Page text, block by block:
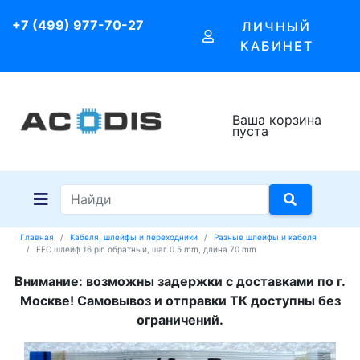
+7 (499) 977-70-27
ЛИЧНЫЙ
КАБИНЕТ
Ваша корзина
пуста
Главная Кабеля, шлейфы и переходники
Разные шлейфы и кабеля
FFC шлейф 16 pin обратный, шаг 0.5 mm, длина 70 mm
Внимание: возможны задержки с доставками по г.
Москве! Самовывоз и отправки ТК доступны без
ограничений.